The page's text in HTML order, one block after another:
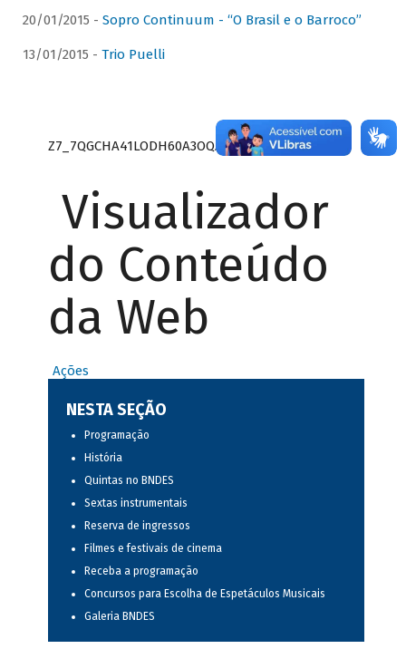
20/01/2015 - Sopro Continuum - “O Brasil e o Barroco”
13/01/2015 - Trio Puelli
Z7_7QGCHA41LODH60A3OQA8RN1415
Visualizador
do Conteúdo
da Web
Ações
NESTA SEÇÃO
Programação
História
Quintas no BNDES
Sextas instrumentais
Reserva de ingressos
Filmes e festivais de cinema
Receba a programação
Concursos para Escolha de Espetáculos Musicais
Galeria BNDES